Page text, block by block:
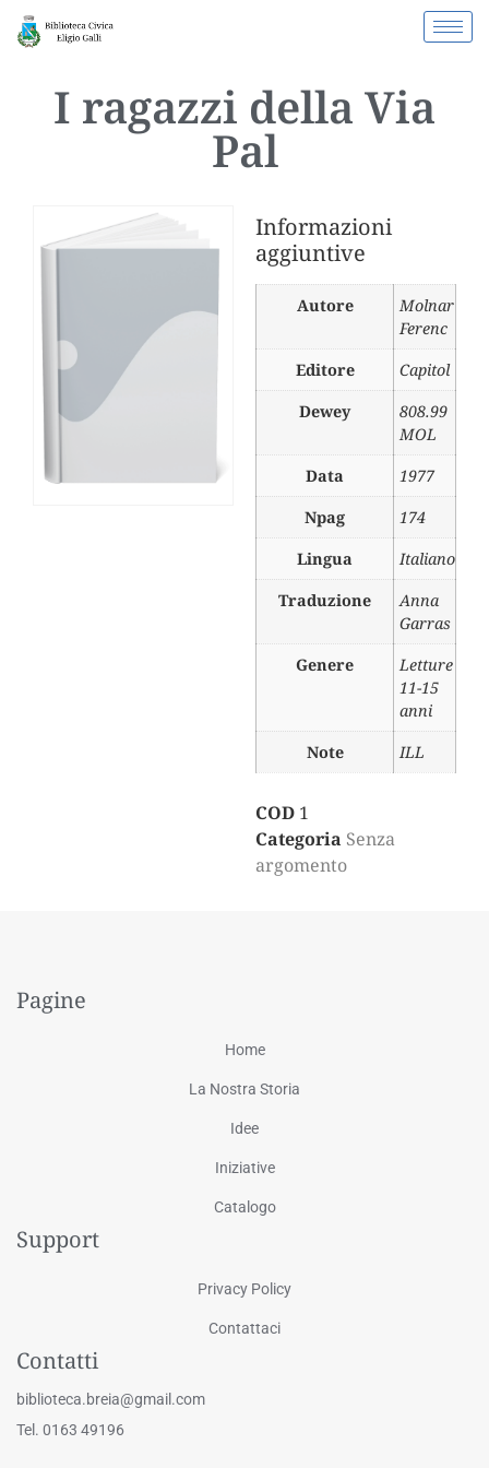
I ragazzi della Via
Pal
Informazioni
aggiuntive
Autore
Molnar
Ferenc
Editore
Capitol
Dewey
808.99
MOL
Data
1977
Npag
174
Lingua
Italiano
Traduzione
Anna
Garras
Genere
Letture
11-15
anni
Note
ILL
COD 1
Categoria Senza
argomento
Pagine
Home
La Nostra Storia
Idee
Iniziative
Catalogo
Support
Privacy Policy
Contattaci
Contatti
biblioteca.breia@gmail.com
Tel. 0163 49196